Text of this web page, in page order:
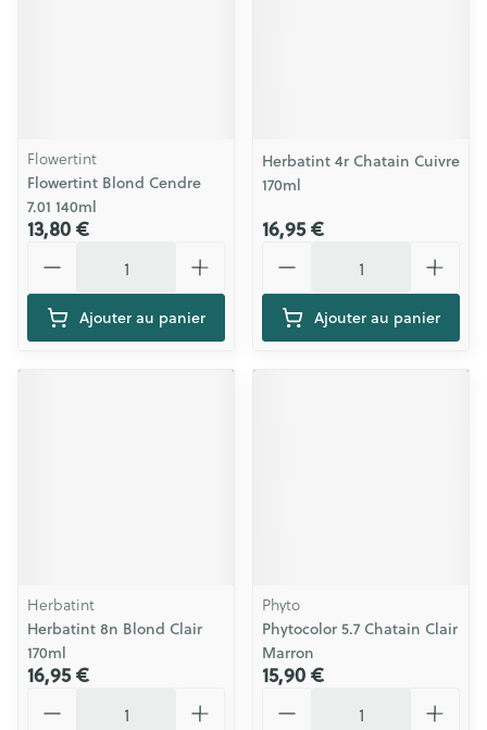
Flowertint
Flowertint Blond Cendre
7.01 140ml
13,80 €
Ajouter au panier
Herbatint 4r Chatain Cuivre
170ml
16,95 €
Ajouter au panier
Herbatint
Herbatint 8n Blond Clair
170ml
16,95 €
Phyto
Phytocolor 5.7 Chatain Clair
Marron
15,90 €